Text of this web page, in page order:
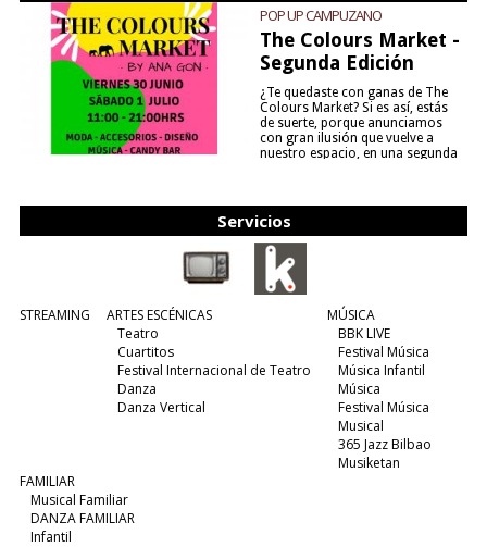
POP UP CAMPUZANO
The Colours Market -
Segunda Edición
¿Te quedaste con ganas de The
Colours Market? Si es así, estás
de suerte, porque anunciamos
con gran ilusión que vuelve a
nuestro espacio, en una segunda
Servicios
STREAMING
ARTES ESCÉNICAS
Teatro
Cuartitos
Festival Internacional de Teatro
Danza
Danza Vertical
MÚSICA
BBK LIVE
Festival Música
Música Infantil
Música
Festival Música
Musical
365 Jazz Bilbao
Musiketan
FAMILIAR
Musical Familiar
DANZA FAMILIAR
Infantil